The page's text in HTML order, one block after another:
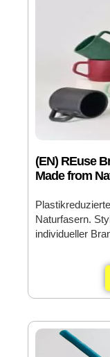
(EN) REuse
Made from
Naturfasern.
individueller